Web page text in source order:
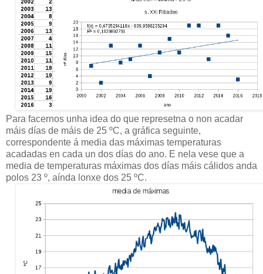
Para facernos unha idea do que represetna o non acadar
máis días de máis de 25 ºC, a gráfica seguinte,
correspondente á media das máximas temperaturas
acadadas en cada un dos días do ano. E nela vese que a
media de temperaturas máximas dos días máis cálidos anda
polos 23 º, aínda lonxe dos 25 ºC.